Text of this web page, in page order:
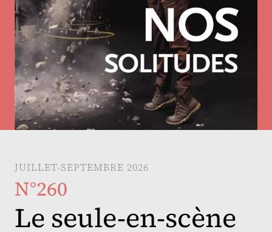
JUILLET-SEPTEMBRE 2026
N°260
Le seule-en-scène